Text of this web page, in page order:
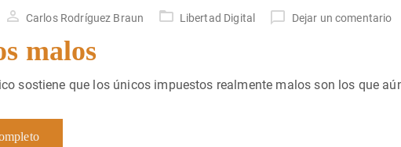
Carlos Rodríguez Braun Libertad Digital Dejar un comentario
malos
sostiene que los únicos impuestos realmente malos son los que